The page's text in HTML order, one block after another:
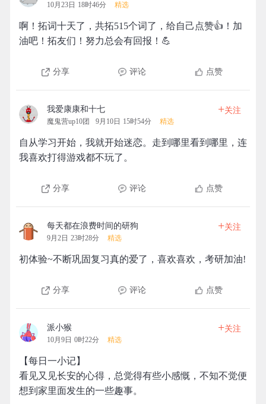
10月23日 18时46分 精选
啊！拓词十天了，共拓515个词了，给自己点赞👍！加
油吧！拓友们！努力总会有回报！💪
分享 评论 点赞
我爱康康和十七
魔鬼营up10团 9月10日 15时54分 精选
+关注
自从学习开始，我就开始迷恋。走到哪里看到哪里，连
我喜欢打得游戏都不玩了。
分享 评论 点赞
每天都在浪费时间的研狗
9月2日 23时28分 精选
+关注
初体验~不断巩固复习真的爱了，喜欢喜欢，考研加油!
分享 评论 点赞
派小猴
10月9日 0时22分 精选
+关注
【每日一小记】
看见又见长安的心得，总觉得有些小感慨，不知不觉便
想到家里面发生的一些趣事。